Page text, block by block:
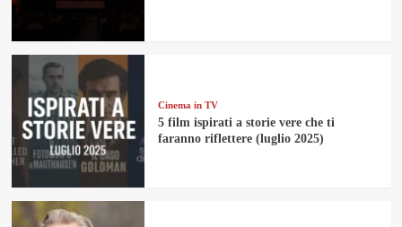
Cinema in TV
5 film ispirati a storie vere che ti
faranno riflettere (luglio 2025)